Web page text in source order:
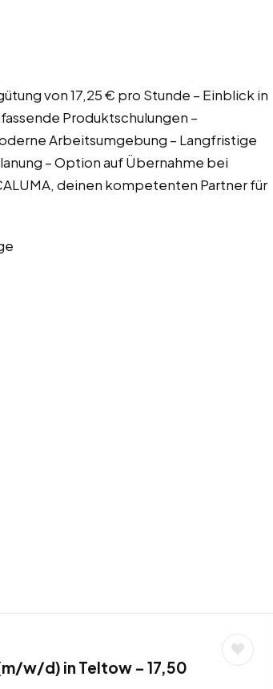
von 17,25 € pro Stunde – Einblick in
Produktschulungen –
Arbeitsumgebung – Langfristige
– Option auf Übernahme bei
deinen kompetenten Partner für
w/d) in Teltow – 17,50